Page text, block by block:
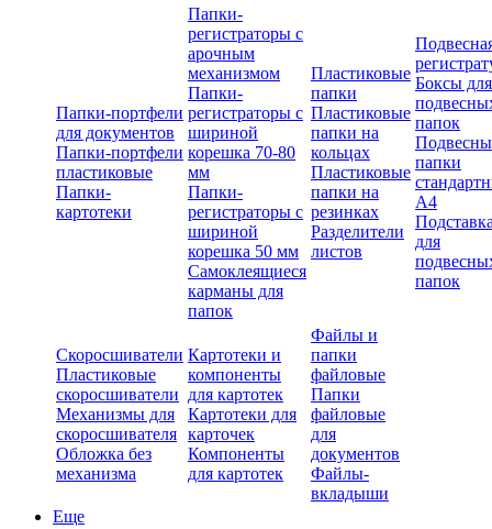
Папки-портфели
для документов
Папки-портфели
пластиковые
Папки-
картотеки
Папки-
регистраторы с
арочным
механизмом
Папки-
регистраторы с
шириной
корешка 70-80
мм
Папки-
регистраторы с
шириной
корешка 50 мм
Самоклеящиеся
карманы для
папок
Пластиковые
папки
Пластиковые
папки на
кольцах
Пластиковые
папки на
резинках
Разделители
листов
Боксы для
папок
папки
А4
для
папок
Скоросшиватели
Пластиковые
скоросшиватели
Механизмы для
скоросшивателя
Обложка без
механизма
Картотеки и
компоненты
для картотек
Картотеки для
карточек
Компоненты
для картотек
Файлы и
папки
файловые
Папки
файловые
для
документов
Файлы-
вкладыши
Еще